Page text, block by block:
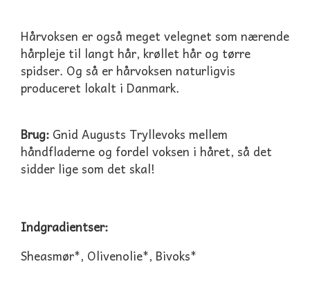
Hårvoksen er også meget velegnet som nærende
hårpleje til langt hår, krøllet hår og tørre
spidser. Og så er hårvoksen naturligvis
produceret lokalt i Danmark.
Brug: Gnid Augusts Tryllevoks mellem
håndfladerne og fordel voksen i håret, så det
sidder lige som det skal!
Indgradientser:
Sheasmør*, Olivenolie*, Bivoks*